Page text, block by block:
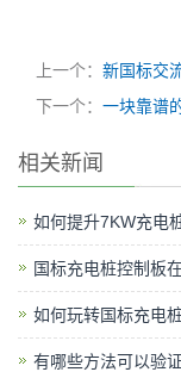
上一个： 新国标交
下一个： 一块靠谱
相关新闻
如何提升7KW充电
国标充电桩控制板
如何玩转国标充电
有哪些方法可以验